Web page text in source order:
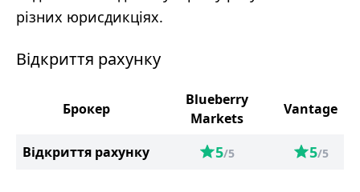
різних юрисдикціях.
Відкриття рахунку
Брокер
Blueberry
Markets
Vantage
Відкриття рахунку 5/5 5/5